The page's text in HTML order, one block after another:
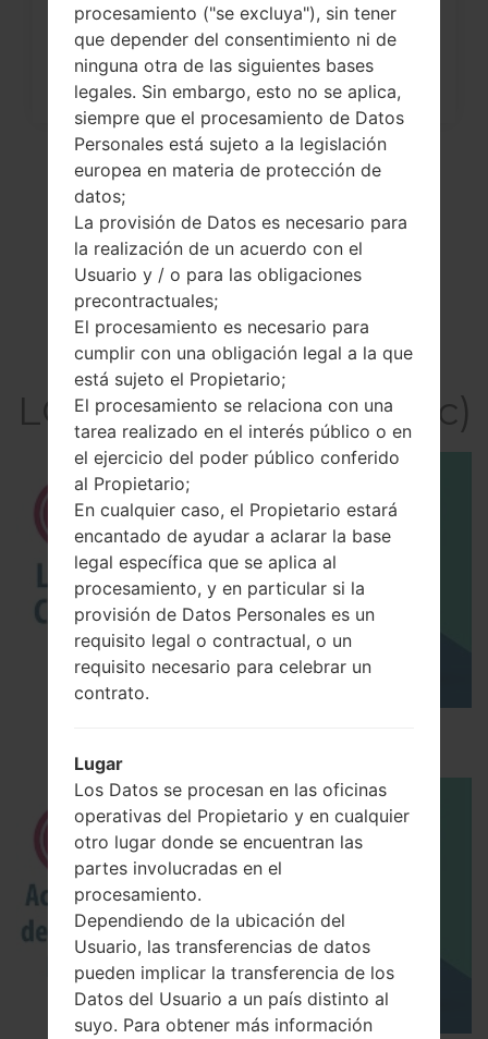
El vídeo
LGMG220c(LGMG220c)
procesamiento ("se excluya"), sin tener
que depender del consentimiento ni de
ninguna otra de las siguientes bases
legales. Sin embargo, esto no se aplica,
siempre que el procesamiento de Datos
Personales está sujeto a la legislación
europea en materia de protección de
datos;
La provisión de Datos es necesario para
la realización de un acuerdo con el
Usuario y / o para las obligaciones
precontractuales;
El procesamiento es necesario para
cumplir con una obligación legal a la que
está sujeto el Propietario;
El procesamiento se relaciona con una
tarea realizado en el interés público o en
el ejercicio del poder público conferido
al Propietario;
En cualquier caso, el Propietario estará
encantado de ayudar a aclarar la base
legal específica que se aplica al
procesamiento, y en particular si la
provisión de Datos Personales es un
requisito legal o contractual, o un
requisito necesario para celebrar un
contrato.
Lugar
Los Datos se procesan en las oficinas
operativas del Propietario y en cualquier
otro lugar donde se encuentran las
partes involucradas en el
procesamiento.
Dependiendo de la ubicación del
Usuario, las transferencias de datos
pueden implicar la transferencia de los
Datos del Usuario a un país distinto al
suyo. Para obtener más información